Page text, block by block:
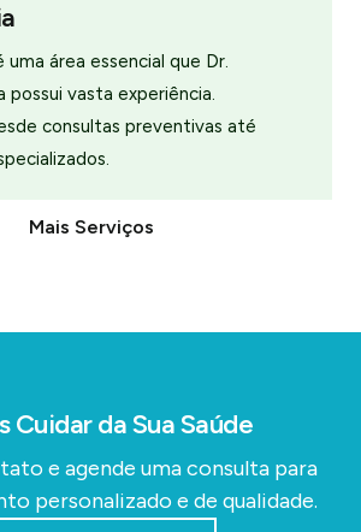
uma área essencial que Dr.
possui vasta experiência.
consultas preventivas até
Mais Serviços
Cuidar da Sua Saúde
e agende uma consulta para
personalizado e de qualidade.